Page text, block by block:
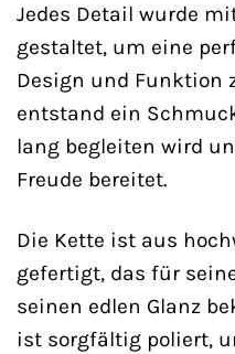
Jedes Detail wurde
gestaltet, um eine
Design und Funktion
entstand ein
lang begleiten wird
Freude bereitet.
Die Kette ist aus
gefertigt, das für
seinen edlen Glanz
ist sorgfältig poliert,